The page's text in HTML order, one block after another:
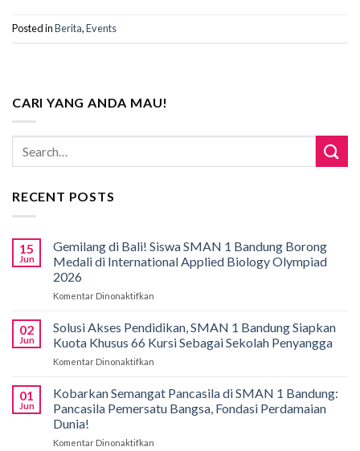
Posted inBerita,Events
CARI YANG ANDA MAU!
RECENT POSTS
15
Jun
Gemilang di Bali! Siswa SMAN 1 Bandung Borong
Medali di International Applied Biology Olympiad
2026
Komentar Dinonaktifkan
di
Bali!
Siswa
Bandung
Borong
02
Jun
Solusi Akses Pendidikan, SMAN 1 Bandung Siapkan
Kuota Khusus 66 Kursi Sebagai Sekolah Penyangga
Komentar Dinonaktifkan
Akses
Pendidikan,
SMAN
01
Jun
Kobarkan Semangat Pancasila di SMAN 1 Bandung:
Pancasila Pemersatu Bangsa, Fondasi Perdamaian
Dunia!
Komentar Dinonaktifkan